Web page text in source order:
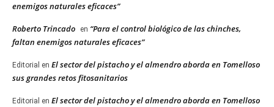
enemigos naturales eficaces”
Roberto Trincado en “Para el control biológico de las chinches,
faltan enemigos naturales eficaces”
Editorial en El sector del pistacho y el almendro aborda en Tomelloso
sus grandes retos fitosanitarios
Editorial en El sector del pistacho y el almendro aborda en Tomelloso